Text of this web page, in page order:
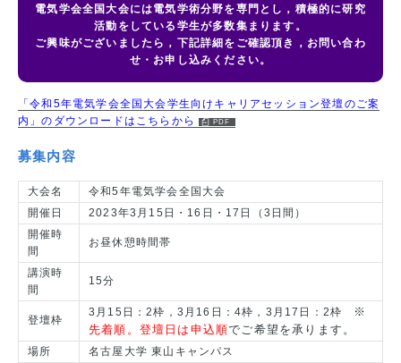
電気学会全国大会には電気学術分野を専門とし，積極的に研究
活動をしている学生が多数集まります。
ご興味がございましたら，下記詳細をご確認頂き，お問い合わ
せ・お申し込みください。
「令和5年電気学会全国大会学生向けキャリアセッション登壇のご案
内」のダウンロードはこちらから
募集内容
大会名
令和5年電気学会全国大会
開催日
2023年3月15日・16日・17日（3日間）
開催時
間
お昼休憩時間帯
講演時
間
15分
登壇枠
3月15日：2枠，3月16日：4枠，3月17日：2枠
※
先着順。登壇日は申込順でご希望を承ります。
場所 名古屋大学 東山キャンパス